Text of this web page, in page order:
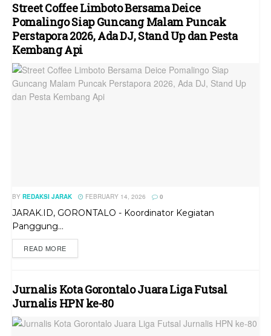
Street Coffee Limboto Bersama Deice
Pomalingo Siap Guncang Malam Puncak
Perstapora 2026, Ada DJ, Stand Up dan Pesta
Kembang Api
BY REDAKSI JARAK FEBRUARY 14, 2026 0
JARAK.ID, GORONTALO - Koordinator Kegiatan
Panggung...
READ MORE
Jurnalis Kota Gorontalo Juara Liga Futsal
Jurnalis HPN ke-80